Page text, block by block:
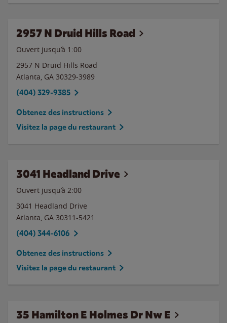
2957 N Druid Hills Road
Ouvert jusqu’à 1:00
2957 N Druid Hills Road
Atlanta, GA 30329-3989
(404) 329-9385
Obtenez des instructions
Visitez la page du restaurant
3041 Headland Drive
Ouvert jusqu’à 2:00
3041 Headland Drive
Atlanta, GA 30311-5421
(404) 344-6106
Obtenez des instructions
Visitez la page du restaurant
35 Hamilton E Holmes Dr Nw E